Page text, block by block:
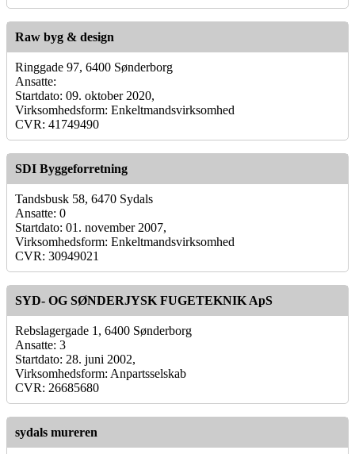
Raw byg & design
Ringgade 97, 6400 Sønderborg
Ansatte:
Startdato: 09. oktober 2020,
Virksomhedsform: Enkeltmandsvirksomhed
CVR: 41749490
SDI Byggeforretning
Tandsbusk 58, 6470 Sydals
Ansatte: 0
Startdato: 01. november 2007,
Virksomhedsform: Enkeltmandsvirksomhed
CVR: 30949021
SYD- OG SØNDERJYSK FUGETEKNIK ApS
Rebslagergade 1, 6400 Sønderborg
Ansatte: 3
Startdato: 28. juni 2002,
Virksomhedsform: Anpartsselskab
CVR: 26685680
sydals mureren